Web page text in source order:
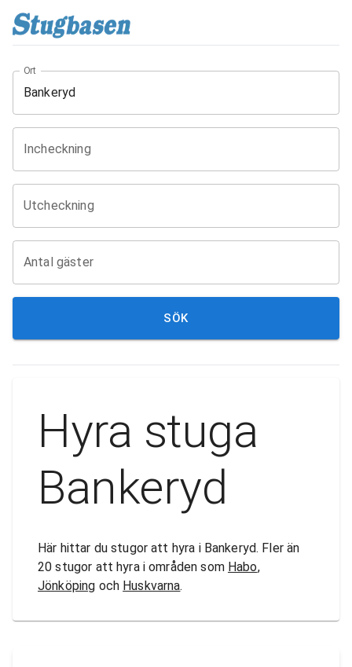
Ort
Incheckning
Utcheckning
Antal gäster
SÖK
Hyra stuga
Bankeryd
Här hittar du stugor att hyra i Bankeryd. Fler än
20 stugor att hyra i områden som Habo,
Jönköping och Huskvarna.